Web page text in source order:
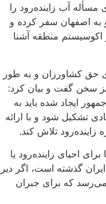
مسأله آب زاینده‌رود را
به اصفهان سفر کرده و
اکوسیستم منطقه آشنا
حق کشاورزان و به طور
سخن گفت و بیان کرد:
ایجاد شده باید به
تشکیل شود و با ارائه
تلاش کند.
احیای زاینده‌رود یا
گذشته است، اگر دیر
که برای جبران